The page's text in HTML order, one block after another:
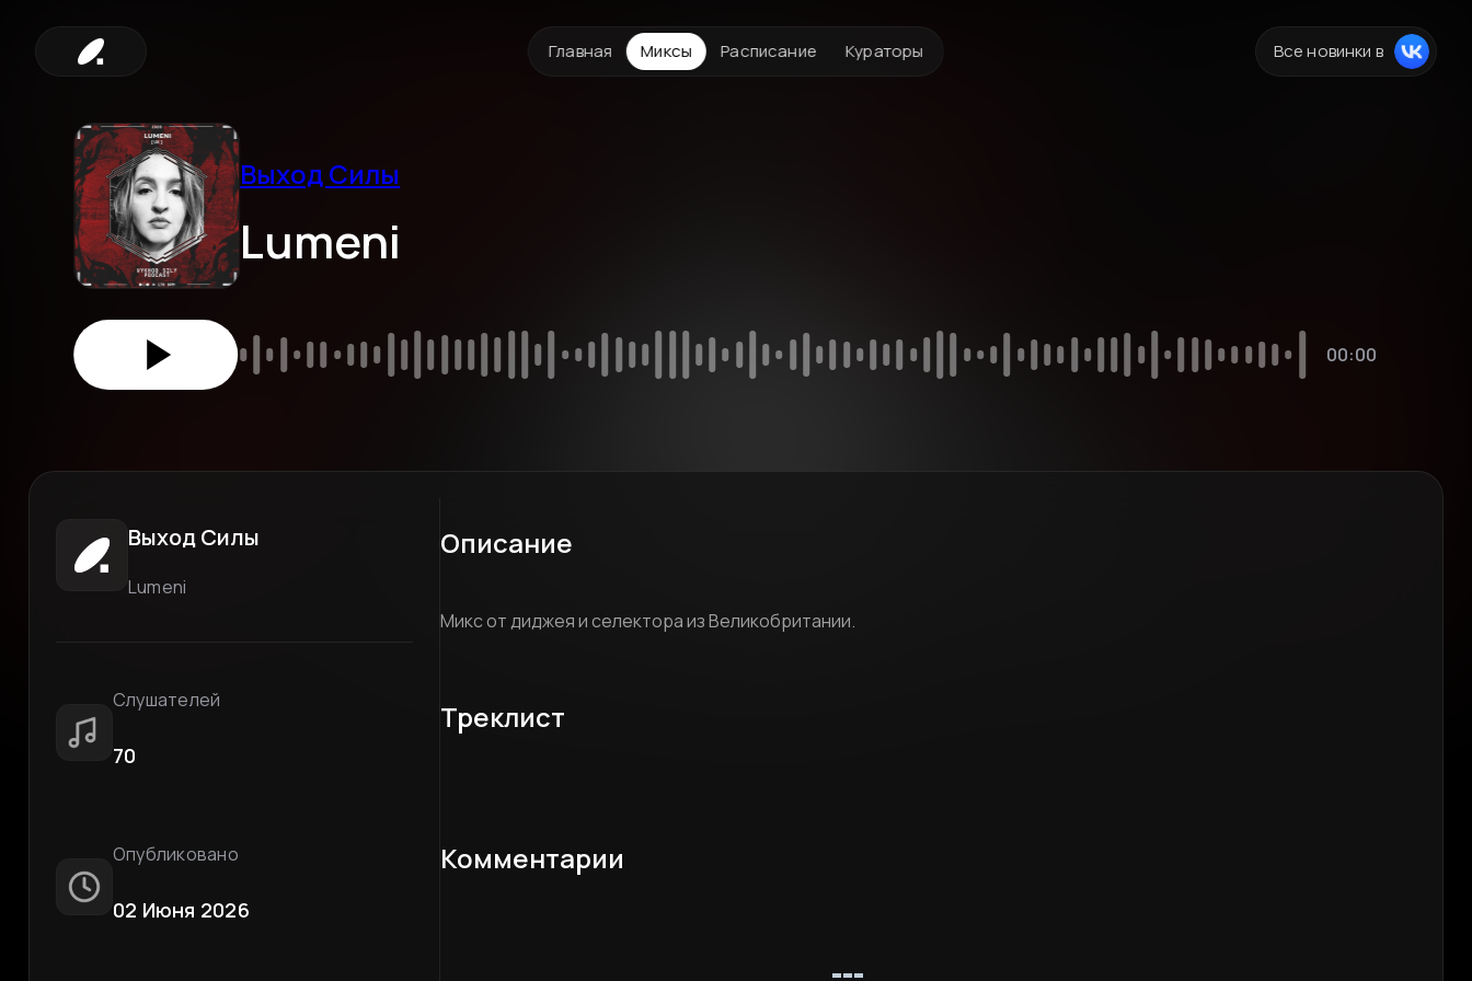
Главная Миксы Расписание Кураторы Все новинки в
Выход Силы
Lumeni
00:00
Выход Силы
Lumeni
Слушателей
70
Опубликовано
02 Июня 2026
Описание
Микс от диджея и селектора из Великобритании.
Треклист
Комментарии